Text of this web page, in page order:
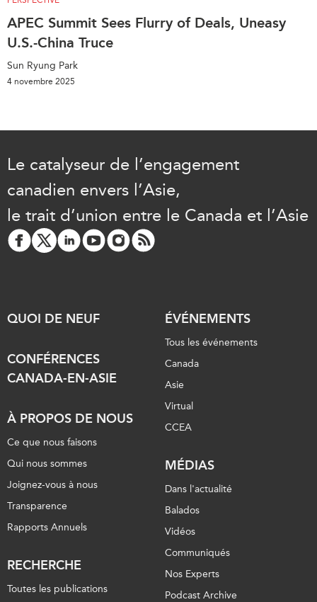
APEC Summit Sees Flurry of Deals, Uneasy
U.S.-China Truce
Sun Ryung Park
4 novembre 2025
Le catalyseur de l’engagement
canadien envers l’Asie,
le trait d’union entre le Canada et l’Asie
QUOI DE NEUF
CONFÉRENCES
CANADA-EN-ASIE
À PROPOS DE NOUS
Ce que nous faisons
Qui nous sommes
Joignez-vous à nous
Transparence
Rapports Annuels
RECHERCHE
Toutes les publications
ÉVÉNEMENTS
Tous les événements
Canada
Asie
Virtual
CCEA
MÉDIAS
Dans l'actualité
Balados
Vidéos
Communiqués
Nos Experts
Podcast Archive